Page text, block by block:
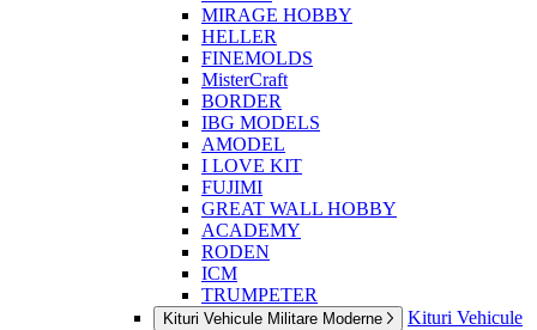
MIRAGE HOBBY
HELLER
FINEMOLDS
MisterCraft
BORDER
IBG MODELS
AMODEL
I LOVE KIT
FUJIMI
GREAT WALL HOBBY
ACADEMY
RODEN
ICM
TRUMPETER
Kituri Vehicule Militare Moderne
Kituri Vehicule